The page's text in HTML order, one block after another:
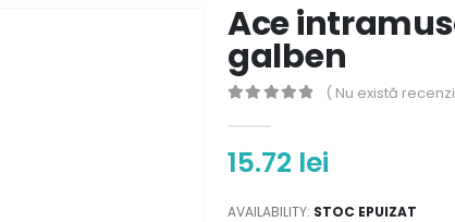
Ace
galben
( Nu există
15.72 lei
AVAILABILITY: STOC EPUIZAT